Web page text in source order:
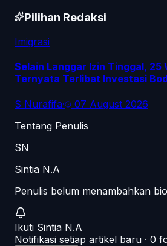
Pilihan Redaksi
Imigrasi
Selain Langgar Izin Tinggal, 25
Ternyata Terlibat Investasi
S Nurafifa·
07 August 2026
Tentang Penulis
SN
Sintia N.A
Penulis belum menambahkan
Ikuti Sintia N.A
Notifikasi setiap artikel baru · 0